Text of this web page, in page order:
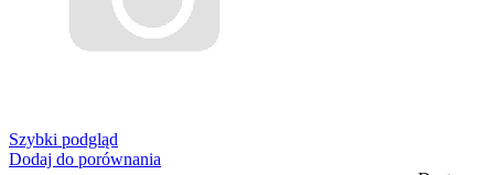
Szybki podgląd
Dodaj do porównania